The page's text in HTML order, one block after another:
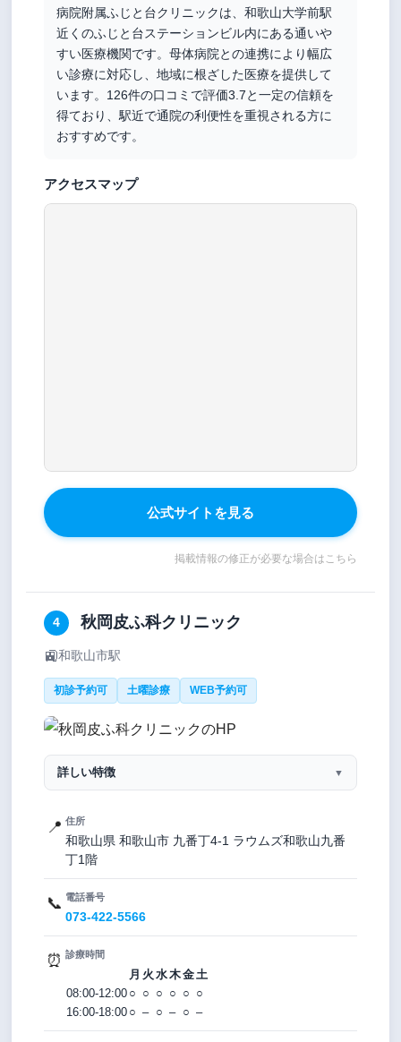
病院附属ふじと台クリニックは、和歌山大学前駅
近くのふじと台ステーションビル内にある通いや
すい医療機関です。母体病院との連携により幅広
い診療に対応し、地域に根ざした医療を提供して
います。126件の口コミで評価3.7と一定の信頼を
得ており、駅近で通院の利便性を重視される方に
おすすめです。
アクセスマップ
公式サイトを見る
掲載情報の修正が必要な場合はこちら
4 秋岡皮ふ科クリニック
🚉和歌山市駅
初診予約可 土曜診療 WEB予約可
詳しい特徴 ▼
📍 住所
和歌山県 和歌山市 九番丁4-1 ラウムズ和歌山九番
丁1階
📞 電話番号
073-422-5566
⏰ 診療時間
月 火 水木金 土
08:00-12:00 ○ ○ ○ ○ ○ ○
16:00-18:00 ○ – ○ – ○ –